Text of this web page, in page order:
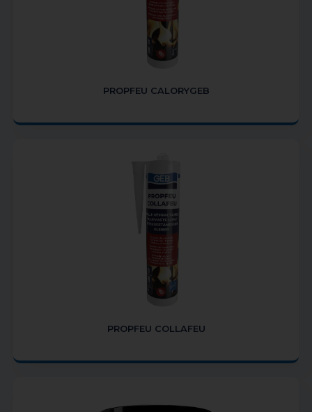
PROPFEU CALORYGEB
PROPFEU COLLAFEU